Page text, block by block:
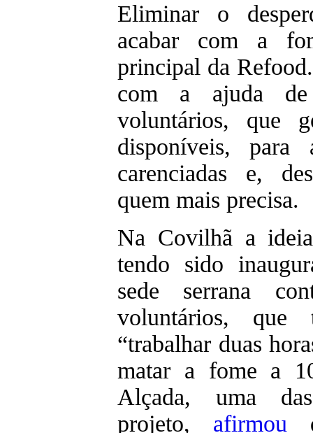
Eliminar o
acabar com a
principal da
com a ajuda de
voluntários, que
disponíveis, para
carenciadas e,
quem mais precisa.
Na Covilhã a
tendo sido
sede serrana
voluntários, que
“trabalhar duas
matar a fome a
Alçada, uma
projeto, afirmou